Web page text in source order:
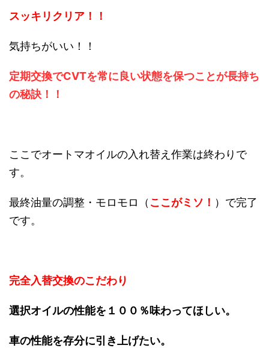
スッキリクリア！！
気持ちがいい！！
定期交換でCVTを常に良い状態を保つことが長持ち
の秘訣！！
ここでオートマオイルの入れ替え作業は終わりで
す。
最終油量の調整・モロモロ（ ここがミソ！ ）で完了
です。
完全入替交換のこだわり
選択オイルの性能を１００％味わってほしい。
車の性能を存分に引き上げたい。